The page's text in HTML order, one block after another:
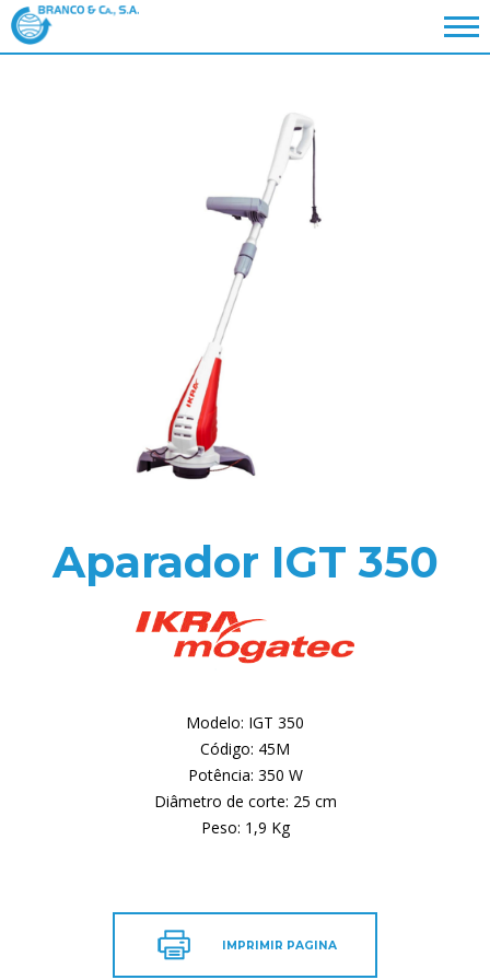
Aparador IGT 350
Modelo: IGT 350
Código: 45M
Potência: 350 W
Diâmetro de corte: 25 cm
Peso: 1,9 Kg
IMPRIMIR PAGINA